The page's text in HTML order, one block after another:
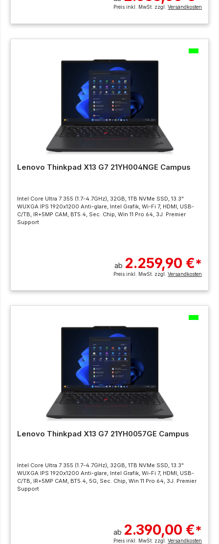
Preis inkl. MwSt. zzgl.Versandkosten
Lenovo Thinkpad X13 G7 21YH004NGE Campus
Intel Core Ultra 7 355 (1.7-4.7GHz), 32GB, 1TB NVMe SSD, 13.3"
WUXGA IPS 1920x1200 Anti-glare, Intel Grafik, Wi-Fi 7, HDMI, USB-
C/TB, IR+5MP CAM, BT5.4, Sec. Chip, Win 11 Pro 64, 3J. Premier
Support
ab 2.259,90 €*
Preis inkl. MwSt. zzgl.Versandkosten
Lenovo Thinkpad X13 G7 21YH0057GE Campus
Intel Core Ultra 7 355 (1.7-4.7GHz), 32GB, 1TB NVMe SSD, 13.3"
WUXGA IPS 1920x1200 Anti-glare, Intel Grafik, Wi-Fi 7, HDMI, USB-
C/TB, IR+5MP CAM, BT5.4, 5G, Sec. Chip, Win 11 Pro 64, 3J. Premier
Support
ab 2.390,00 €*
Preis inkl. MwSt. zzgl.Versandkosten